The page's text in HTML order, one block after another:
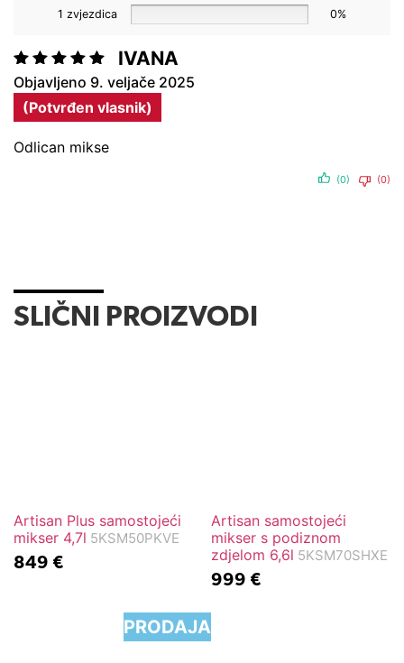
1 zvjezdica
0%
Ocjenjeno
5od 5
IVANA
(Potvrđen vlasnik)
9. veljače 2025
Odlican mikse
(0) (0)
SLIČNI PROIZVODI
Artisan Plus samostojeći
mikser 4,7l 5KSM50PKVE
849 €
Artisan samostojeći
mikser s podiznom
zdjelom 6,6l 5KSM70SHXE
999 €
PRODAJA